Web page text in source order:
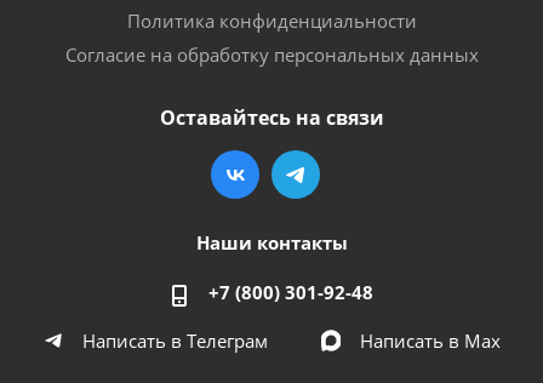
Политика конфиденциальности
Согласие на обработку персональных данных
Оставайтесь на связи
Наши контакты
+7 (800) 301-92-48
Написать в Телеграм
Написать в Мах